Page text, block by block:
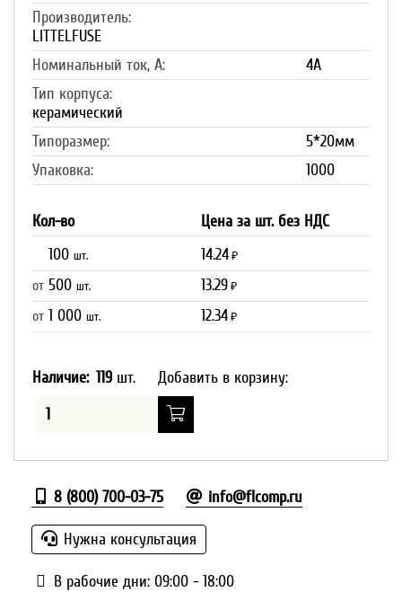
Производитель:
LITTELFUSE
Номинальный ток, А:
4A
Тип корпуса:
керамический
Типоразмер:
5*20мм
Упаковка:
1000
Кол-во
Цена за шт. без НДС
100 шт. 14.24 ₽
от 500 шт. 13.29 ₽
от 1 000 шт. 12.34 ₽
Наличие: 119 шт. Добавить в корзину:
8 (800) 700-03-75 info@flcomp.ru
Нужна консультация
В рабочие дни: 09:00 - 18:00